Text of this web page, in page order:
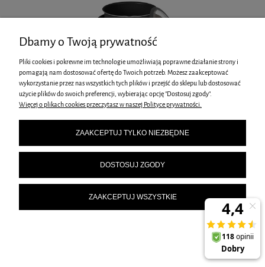
ZESTAW GARNKÓW TYTANOWYCH 9 ELEM. BERLINGER HAUS BH-8256
399,00 zł
Dbamy o Twoją prywatność
Pliki cookies i pokrewne im technologie umożliwiają poprawne działanie strony i
pomagają nam dostosować ofertę do Twoich potrzeb. Możesz zaakceptować
wykorzystanie przez nas wszystkich tych plików i przejść do sklepu lub dostosować
użycie plików do swoich preferencji, wybierając opcję "Dostosuj zgody".
Więcej o plikach cookies przeczytasz w naszej Polityce prywatności.
ZAAKCEPTUJ TYLKO NIEZBĘDNE
DOSTOSUJ ZGODY
ZAAKCEPTUJ WSZYSTKIE